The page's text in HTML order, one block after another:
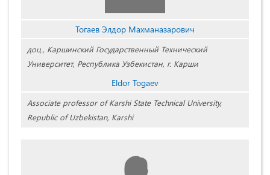
Тогаев Элдор Махманазарович
доц., Каршинский Государственный Технический
Университет, Республика Узбекистан, г. Карши
Eldor Togaev
Associate professor of Karshi State Technical University,
Republic of Uzbekistan, Karshi